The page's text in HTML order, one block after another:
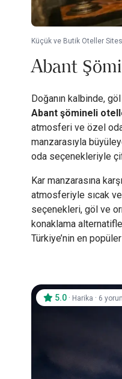
Küçük ve Butik Oteller
Abant
Doğanın kalbinde,
Abant şömineli
atmosferi ve özel
manzarasıyla
oda seçenekleriyle
Kar manzarasına
atmosferiyle sıcak
seçenekleri, göl ve
konaklama
Türkiye’nin en
5.0 · Harika · 6